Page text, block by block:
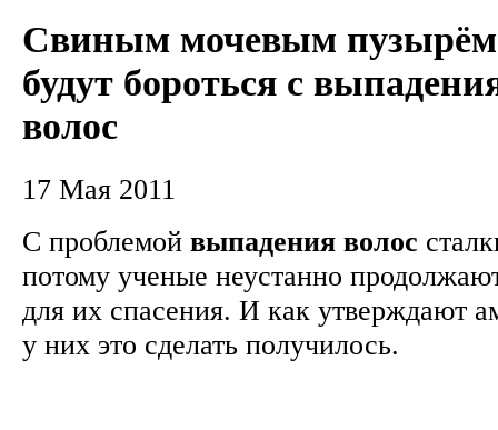
Свиным мочевым пузырём
будут бороться с
волос
17 Мая 2011
С проблемой выпадения волос
потому ученые неустанно
для их спасения. И как утверждают
у них это сделать получилось.